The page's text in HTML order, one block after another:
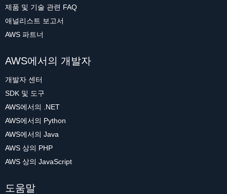
제품 및 기술 관련 FAQ
애널리스트 보고서
AWS 파트너
AWS에서의 개발자
개발자 센터
SDK 및 도구
AWS에서의 .NET
AWS에서의 Python
AWS에서의 Java
AWS 상의 PHP
AWS 상의 JavaScript
도움말